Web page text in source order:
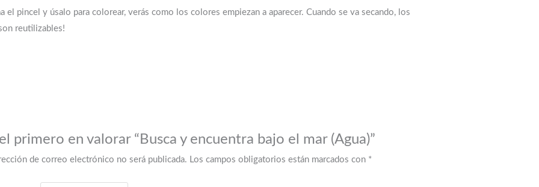
el pincel y úsalo para colorear, verás como los colores empiezan a aparecer. Cuando se va secando, los
reutilizables!
primero en valorar “Busca y encuentra bajo el mar (Agua)”
de correo electrónico no será publicada. Los campos obligatorios están marcados con *